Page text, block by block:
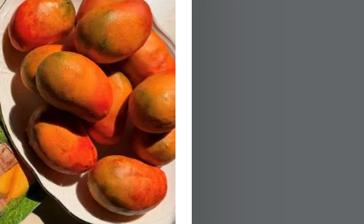
04.
מערבבים ביחד
סמיכה.
05.
מחממים את התנור
06.
מניחים מנג'טים מס' 4 בבקעים של